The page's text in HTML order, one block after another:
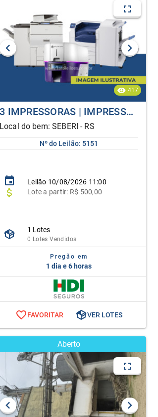
417
3 IMPRESSORAS | IMPRESSORA MULTIFUNCIONAL RICOH | IMPRESSORA MULTIFUNCIONAL XEROX E IMPRESSORA ENTRUST PX10
Local do bem: SEBERI - RS
Nº do Leilão: 5151
Leilão 10/08/2026 11:00
Lotea partir: R$ 500,00
1 Lotes
0 Lotes Vendidos
Pregão em
1 dia e 6 horas
FAVORITAR VER LOTES
Aberto